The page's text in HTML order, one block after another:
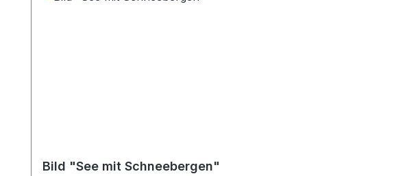
Bild "See mit Schneebergen"